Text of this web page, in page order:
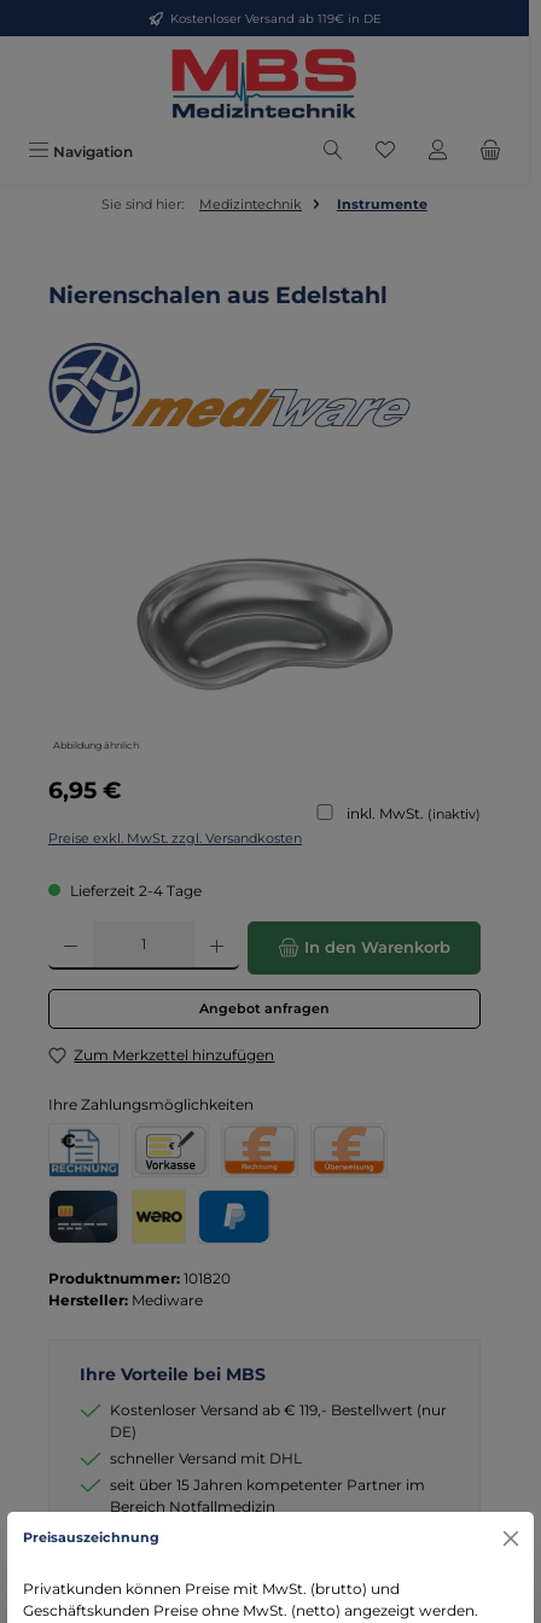
Zum Hauptinhalt springenKostenloser Versand ab 119€ in DE
Navigation Du hast 0
Sie sind hier: Medizintechnik Instrumente
Nierenschalen aus Edelstahl
Abbildung ähnlich
Regulärer Preis:
6,95 €
inkl. MwSt. (inaktiv)
Preise exkl. MwSt. zzgl. Versandkosten
Lieferzeit 2-4 Tage
Produkt Anzahl: Gib den gewünschten Wert ein oder benutze die
In den Warenkorb
Angebot anfragen
Zum Merkzettel hinzufügen
Ihre Zahlungsmöglichkeiten
Rechnung
Rechnung für Behörden
Vorkasse
Produktnummer: 101820
Hersteller: Mediware
Ihre Vorteile bei MBS
Kostenloser Versand ab € 119,- Bestellwert (nur
DE)
schneller Versand mit DHL
seit über 15 Jahren kompetenter Partner im
Bereich Notfallmedizin
Preisauszeichnung
Privatkunden können Preise mit MwSt. (brutto) und
Geschäftskunden Preise ohne MwSt. (netto) angezeigt werden.